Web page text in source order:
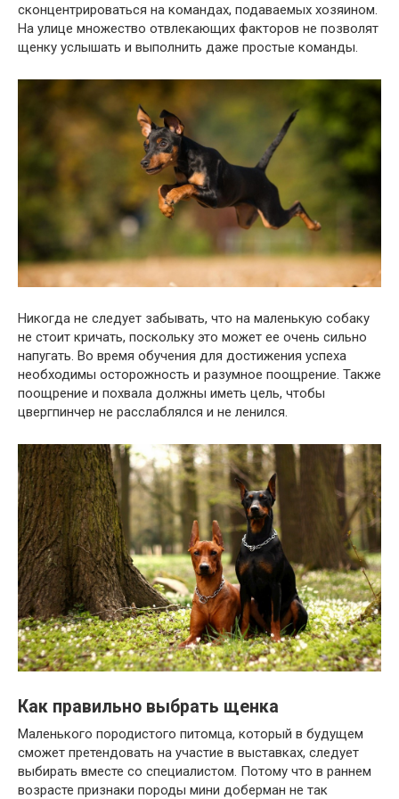
сконцентрироваться на командах, подаваемых хозяином.
На улице множество отвлекающих факторов не позволят
щенку услышать и выполнить даже простые команды.
Никогда не следует забывать, что на маленькую собаку
не стоит кричать, поскольку это может ее очень сильно
напугать. Во время обучения для достижения успеха
необходимы осторожность и разумное поощрение. Также
поощрение и похвала должны иметь цель, чтобы
цвергпинчер не расслаблялся и не ленился.
Как правильно выбрать щенка
Маленького породистого питомца, который в будущем
сможет претендовать на участие в выставках, следует
выбирать вместе со специалистом. Потому что в раннем
возрасте признаки породы мини доберман не так